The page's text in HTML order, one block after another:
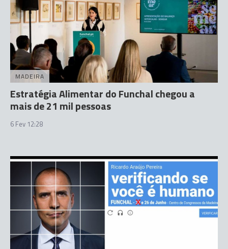
MADEIRA
Estratégia Alimentar do Funchal chegou a
mais de 21 mil pessoas
6 Fev 12:28